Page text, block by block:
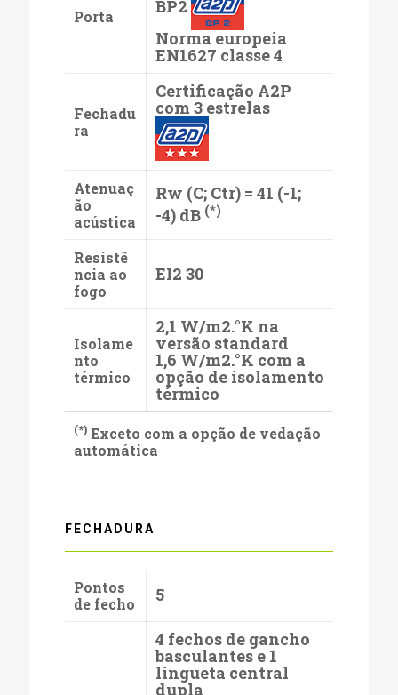
Porta
BP2
Norma europeia
EN1627 classe 4
Fechadu
ra
Certificação A2P
com 3 estrelas
Atenuaç
ão
acústica
Rw (C; Ctr) = 41 (-1;
-4) dB (*)
Resistê
ncia ao
fogo
EI2 30
Isolame
nto
térmico
2,1 W/m2.°K na
versão standard
1,6 W/m2.°K com a
opção de isolamento
térmico
(*) Exceto com a opção de vedação
automática
FECHADURA
Pontos
de fecho
5
4 fechos de gancho
basculantes e 1
lingueta central
dupla